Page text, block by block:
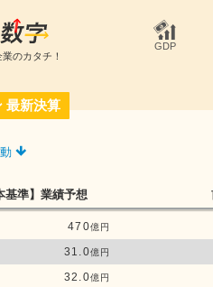
のカタチ！
GDP
最新決算
基準】 業績予想
470億円
31.0億円
32.0億円